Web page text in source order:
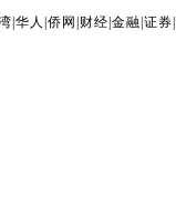
华人 侨网 财经 金融 证券